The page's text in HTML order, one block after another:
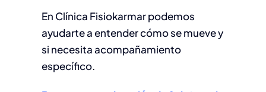
En Clínica Fisiokarmar podemos
ayudarte a entender cómo se mueve y
si necesita acompañamiento
específico.